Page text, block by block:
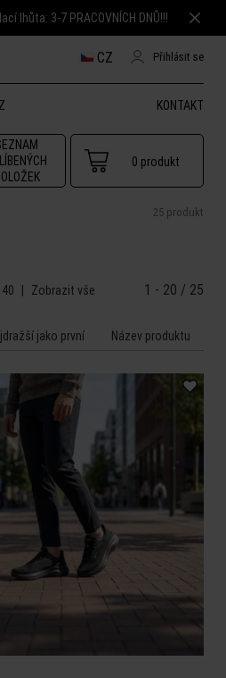
lhůta: 3-7 PRACOVNÍCH DNŮ!!!
Přihlásit se
CZ
KONTAKT
0 produkt
25 produkt
40 | Zobrazit vše 1 - 20 / 25
jako první Název produktu